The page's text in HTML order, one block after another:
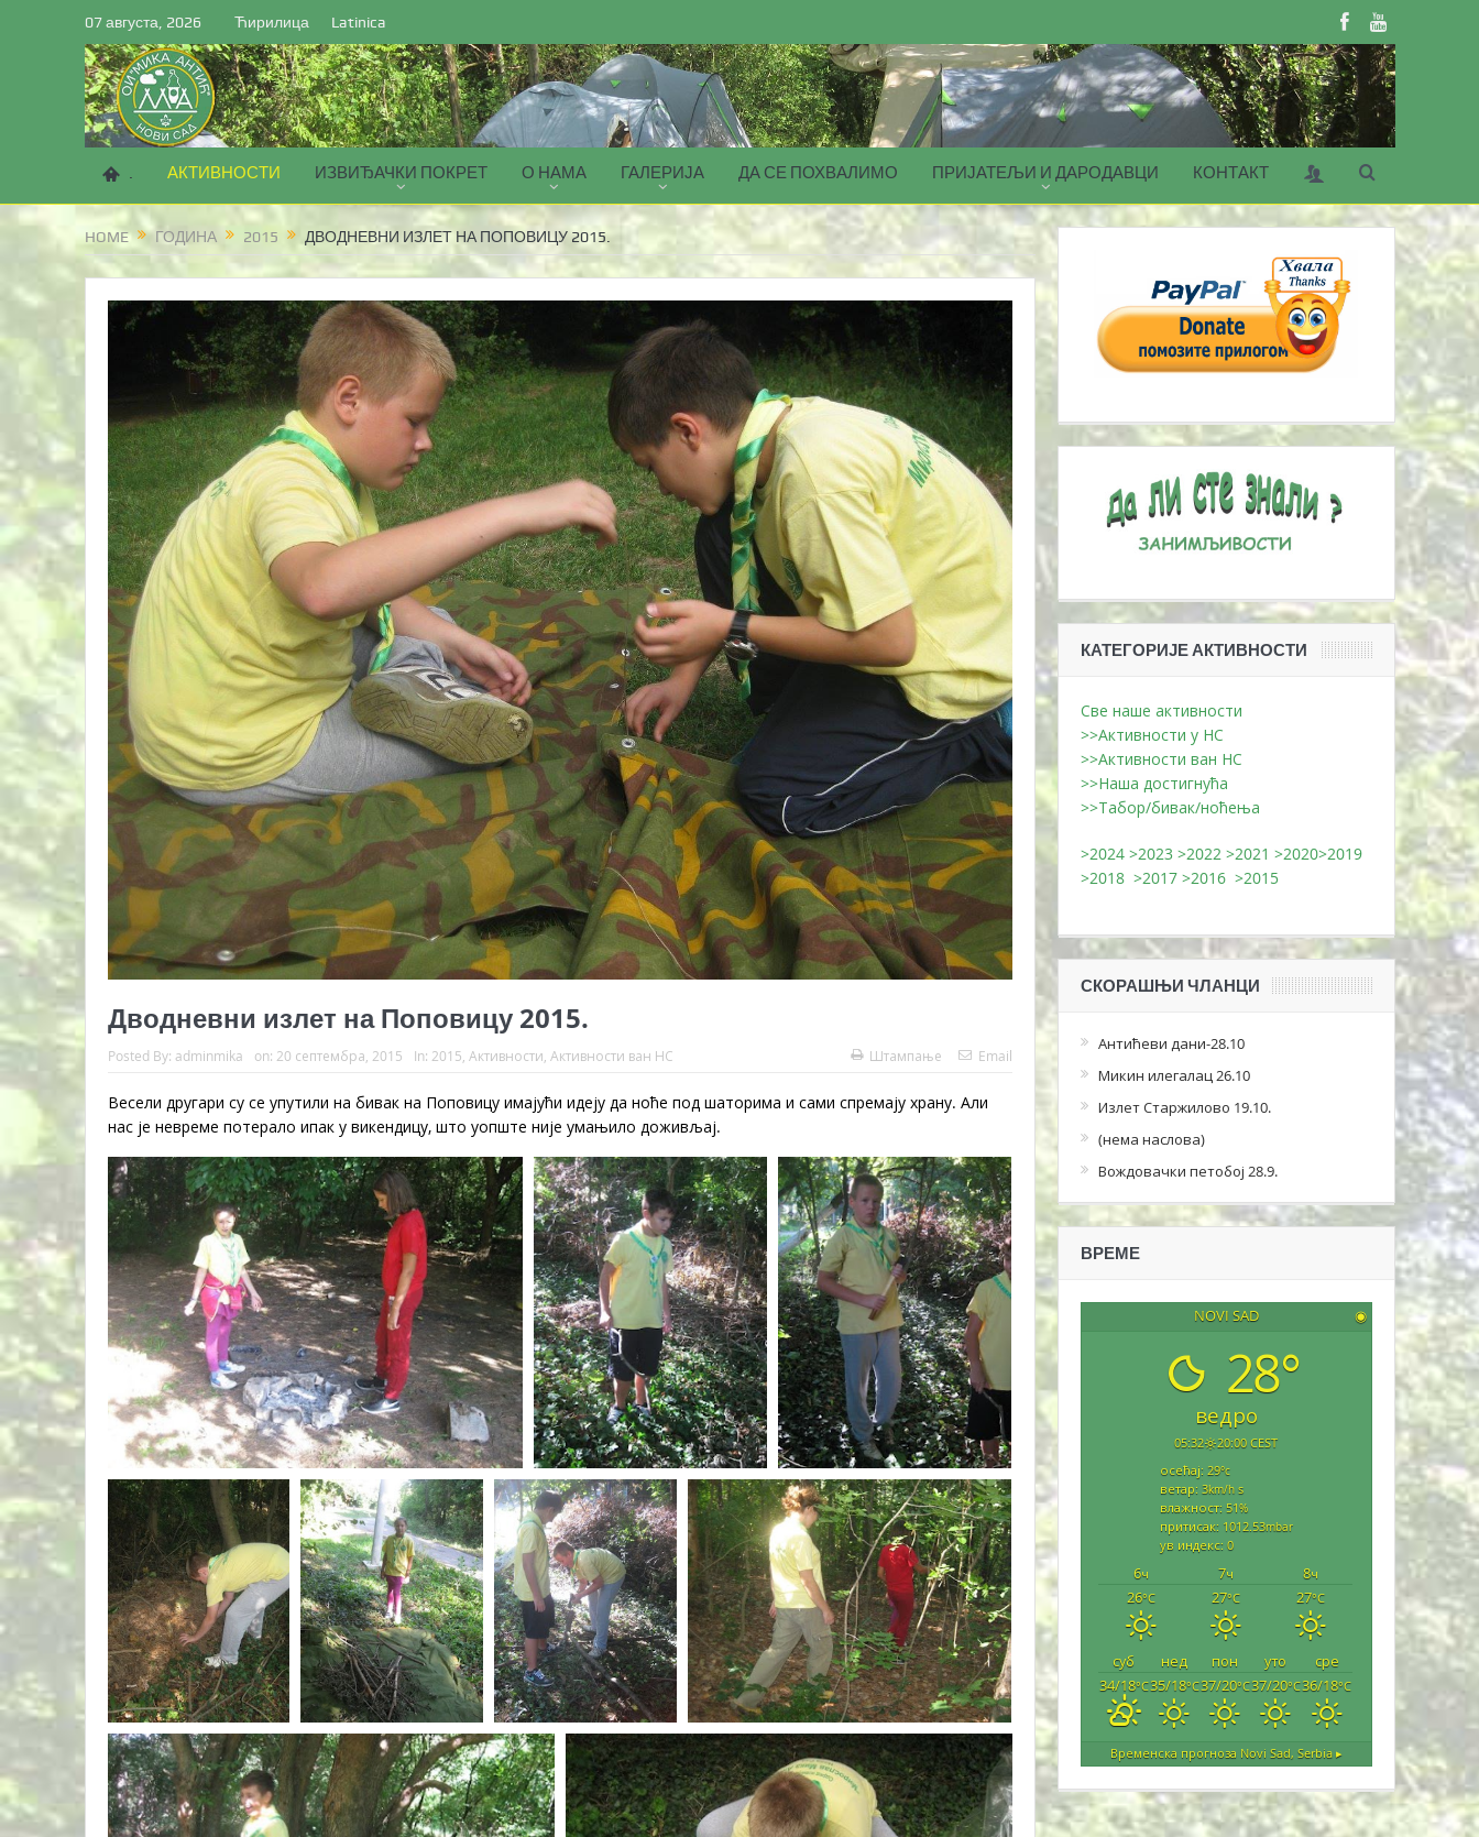
07 августа, 2026 Ћирилица Latinica
. АКТИВНОСТИ ИЗВИЂАЧКИ ПОКРЕТ О НАМА ГАЛЕРИЈА ДА СЕ ПОХВАЛИМО ПРИЈАТЕЉИ И ДАРОДАВЦИ КОНТАКТ
HOME ГОДИНА 2015 ДВОДНЕВНИ ИЗЛЕТ НА ПОПОВИЦУ 2015.
Дводневни излет на Поповицу 2015.
Posted By: adminmika on: 20 септембра, 2015 In: 2015 Активности Активности ван НС Штампање Email
Весели другари су се упутили на бивак на Поповицу имајући идеју да ноће под шаторима и сами спремају храну. Али
нас је невреме потерало ипак у викендицу, што уопште није умањило доживљај.
КАТЕГОРИЈЕ АКТИВНОСТИ
Све наше активности
>>Активности у НС
>>Активности ван НС
>>Наша достигнућа
>>Табор/бивак/ноћења
>2024 >2023 >2022 >2021 >2020>2019
>2018 >2017 >2016 >2015
СКОРАШЊИ ЧЛАНЦИ
Антићеви дани-28.10
Микин илегалац 26.10
Излет Старжилово 19.10.
(нема наслова)
Вождовачки петобој 28.9.
ВРЕМЕ
NOVI SAD ◉
28°
ведро
05:32 20:00 CEST
осећај: 29°c
ветар: 3km/hs
влажност: 51%
притисак: 1012.53mbar
ув индекс: 0
6ч 7ч 8ч
26°C 27°C 27°C
суб нед пон уто
сре
34/18°C35/18°C37/20°C37/20°C36/18°C
Временска прогноза Novi Sad, Serbia ▸